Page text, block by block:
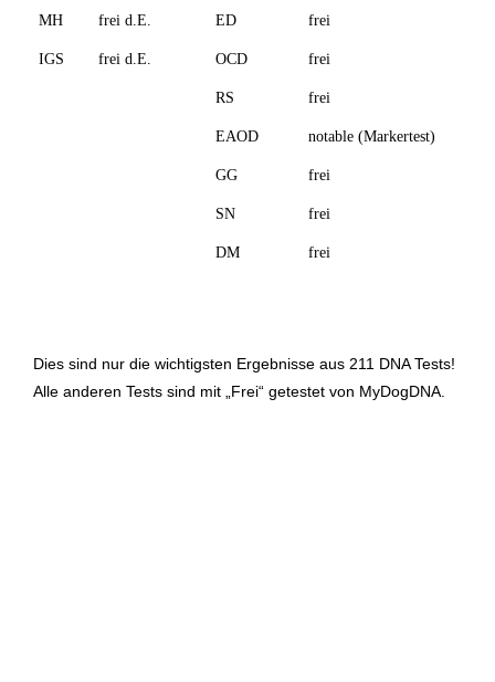
MH frei d.E. ED frei
IGS frei d.E. OCD frei
RS frei
EAOD notable (Markertest)
GG frei
SN frei
DM frei
Dies sind nur die wichtigsten Ergebnisse aus 211 DNA Tests!
Alle anderen Tests sind mit „Frei“ getestet von MyDogDNA.